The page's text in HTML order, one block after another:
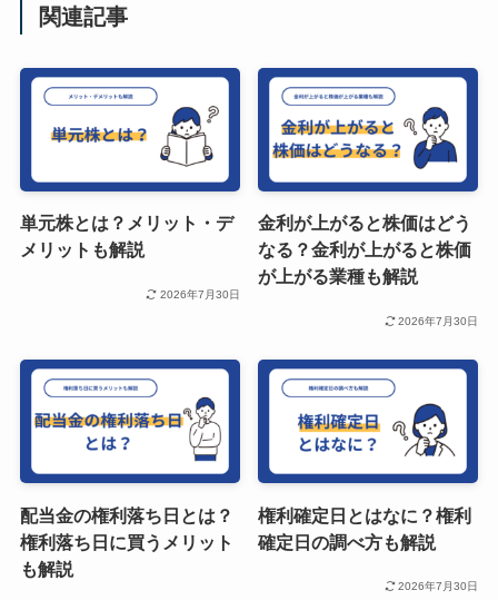
関連記事
単元株とは？メリット・デ
メリットも解説
2026年7月30日
金利が上がると株価はどう
なる？金利が上がると株価
が上がる業種も解説
2026年7月30日
配当金の権利落ち日とは？
権利落ち日に買うメリット
も解説
権利確定日とはなに？権利
確定日の調べ方も解説
2026年7月30日